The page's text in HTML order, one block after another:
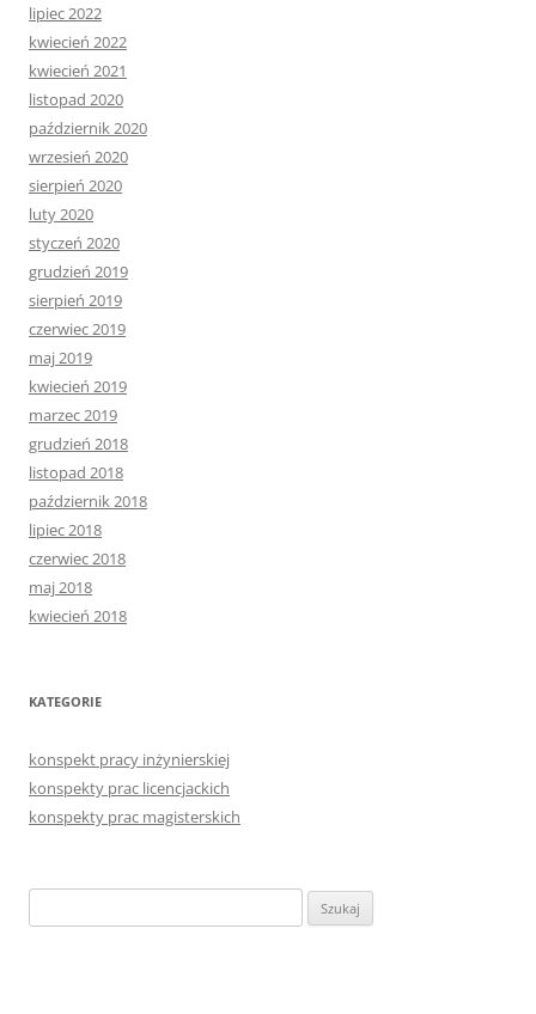
lipiec 2022
kwiecień 2022
kwiecień 2021
listopad 2020
październik 2020
wrzesień 2020
sierpień 2020
luty 2020
styczeń 2020
grudzień 2019
sierpień 2019
czerwiec 2019
maj 2019
kwiecień 2019
marzec 2019
grudzień 2018
listopad 2018
październik 2018
lipiec 2018
czerwiec 2018
maj 2018
kwiecień 2018
KATEGORIE
konspekt pracy inżynierskiej
konspekty prac licencjackich
konspekty prac magisterskich